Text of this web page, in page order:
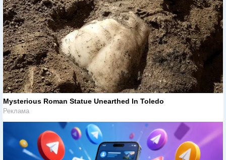
Mysterious Roman Statue Unearthed In Toledo
Реклама